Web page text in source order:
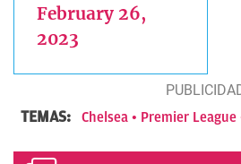
February 26,
2023
TEMAS: Chelsea Premier League